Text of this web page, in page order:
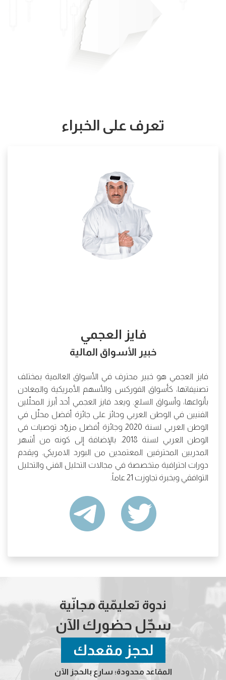
تعرف على الخبراء
فايز العجمي
خبير الأسواق المالية
فايز العجمي هو خبير محترف في الأسواق العالمية بمختلف
تصنيفاتها، كأسواق الفوركس والأسهم الأمريكية والمعادن
بأنواعها، وأسواق السلع. ويعد فايز العجمي أحد أبرز المحلّلين
الفنيين في الوطن العربي وحائز على جائزة أفضل محلّل في
الوطن العربي لسنة 2020 وجائزة أفضل مزوّد توصيات في
الوطن العربي لسنة 2018. بالإضافة إلى كونه من أشهر
المدربين المحترفين المعتمدين من البورد الامريكي. ويقدم
دورات احترافية متخصصة في مجالات التحليل الفني والتحليل
التوافقي وبخبرة تجاوزت 21 عاماً.
ندوة تعليمّية مجانّية
سجّل حضورك الآن
لحجز مقعدك
المقاعد محدودة؛ سارع بالحجز الآن